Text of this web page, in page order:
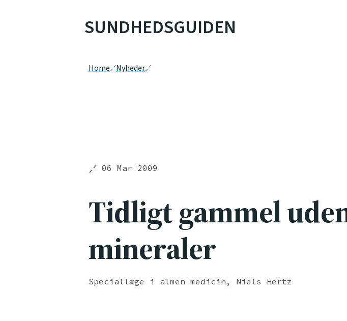
SUNDHEDSGUIDEN
Home Nyheder
06 Mar 2009
Tidligt gammel
mineraler
Speciallæge i almen medicin, Niels Hertz